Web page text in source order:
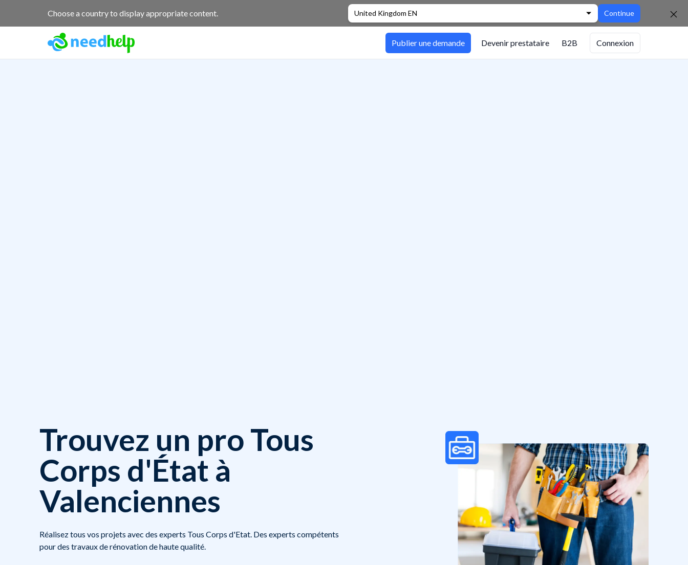
Choose a country to display appropriate content. United Kingdom EN Continue
Publier une demande Devenir prestataire B2B Connexion
Trouvez un pro Tous
Corps d'État à
Valenciennes
Réalisez tous vos projets avec des experts Tous Corps d'Etat. Des experts compétents
pour des travaux de rénovation de haute qualité.